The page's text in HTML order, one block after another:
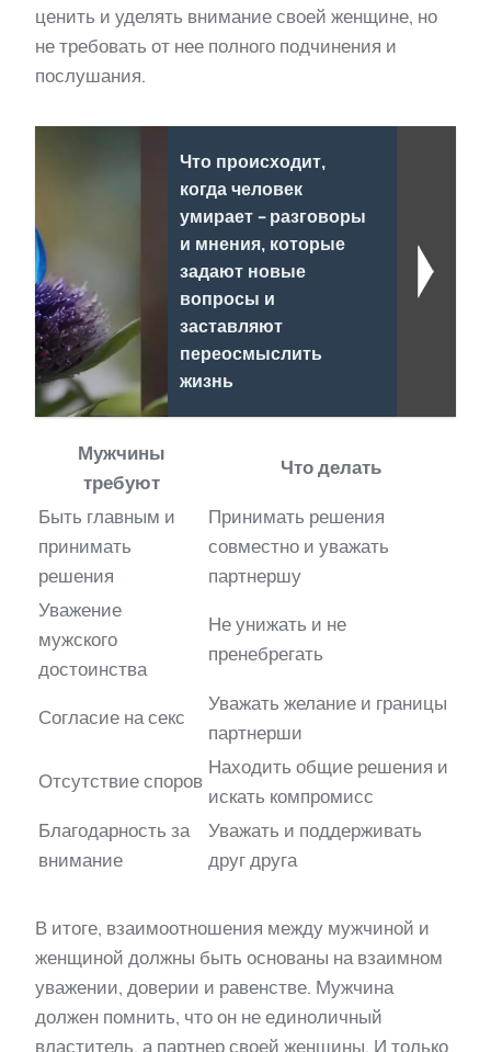
ценить и уделять внимание своей женщине, но
не требовать от нее полного подчинения и
послушания.
Что происходит,
когда человек
умирает - разговоры
и мнения, которые
задают новые
вопросы и
заставляют
переосмыслить
жизнь
Мужчины
требуют
Что делать
Быть главным и
принимать
решения
Принимать решения
совместно и уважать
партнершу
Уважение
мужского
достоинства
Не унижать и не
пренебрегать
Согласие на секс
Уважать желание и границы
партнерши
Отсутствие споров
Находить общие решения и
искать компромисс
Благодарность за
внимание
Уважать и поддерживать
друг друга
В итоге, взаимоотношения между мужчиной и
женщиной должны быть основаны на взаимном
уважении, доверии и равенстве. Мужчина
должен помнить, что он не единоличный
властитель, а партнер своей женщины. И только